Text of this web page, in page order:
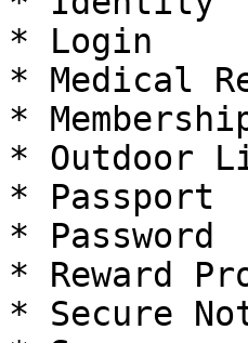
* Login
* Medical
*
* Outdoor
* Passport
* Password
* Reward
* Secure